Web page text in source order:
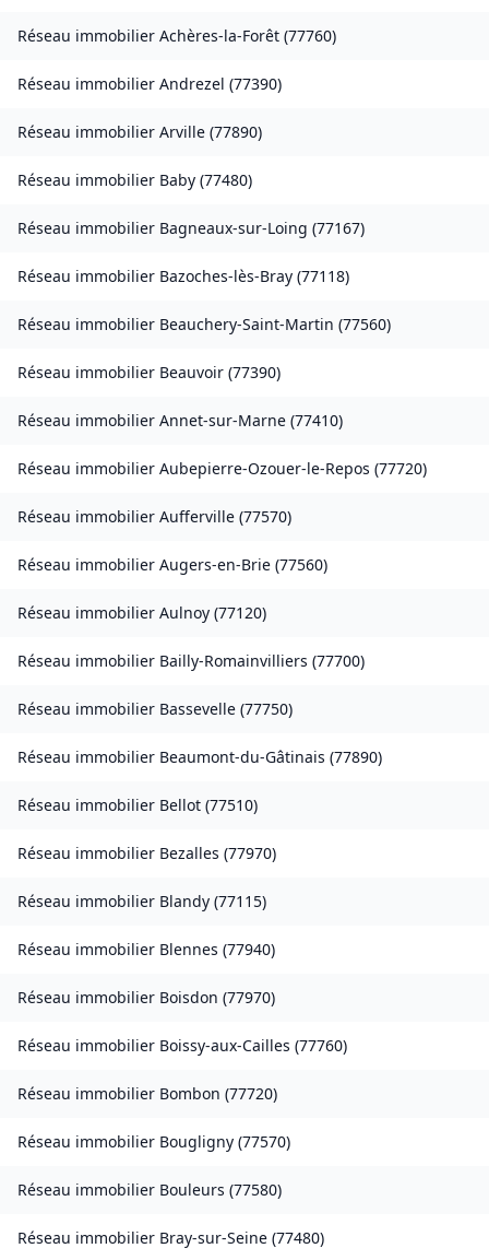
Réseau immobilier Achères-la-Forêt (77760)
Réseau immobilier Andrezel (77390)
Réseau immobilier Arville (77890)
Réseau immobilier Baby (77480)
Réseau immobilier Bagneaux-sur-Loing (77167)
Réseau immobilier Bazoches-lès-Bray (77118)
Réseau immobilier Beauchery-Saint-Martin (77560)
Réseau immobilier Beauvoir (77390)
Réseau immobilier Annet-sur-Marne (77410)
Réseau immobilier Aubepierre-Ozouer-le-Repos (77720)
Réseau immobilier Aufferville (77570)
Réseau immobilier Augers-en-Brie (77560)
Réseau immobilier Aulnoy (77120)
Réseau immobilier Bailly-Romainvilliers (77700)
Réseau immobilier Bassevelle (77750)
Réseau immobilier Beaumont-du-Gâtinais (77890)
Réseau immobilier Bellot (77510)
Réseau immobilier Bezalles (77970)
Réseau immobilier Blandy (77115)
Réseau immobilier Blennes (77940)
Réseau immobilier Boisdon (77970)
Réseau immobilier Boissy-aux-Cailles (77760)
Réseau immobilier Bombon (77720)
Réseau immobilier Bougligny (77570)
Réseau immobilier Bouleurs (77580)
Réseau immobilier Bray-sur-Seine (77480)